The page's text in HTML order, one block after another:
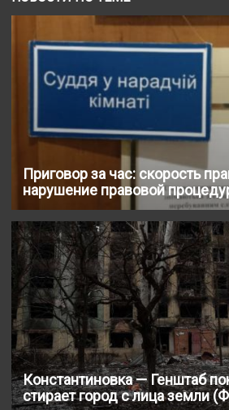
Приговор за час: скорость
нарушение правовой
Константиновка — Генштаб
стирает город с лица земли